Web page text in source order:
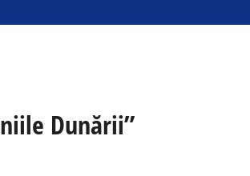
Dunării”